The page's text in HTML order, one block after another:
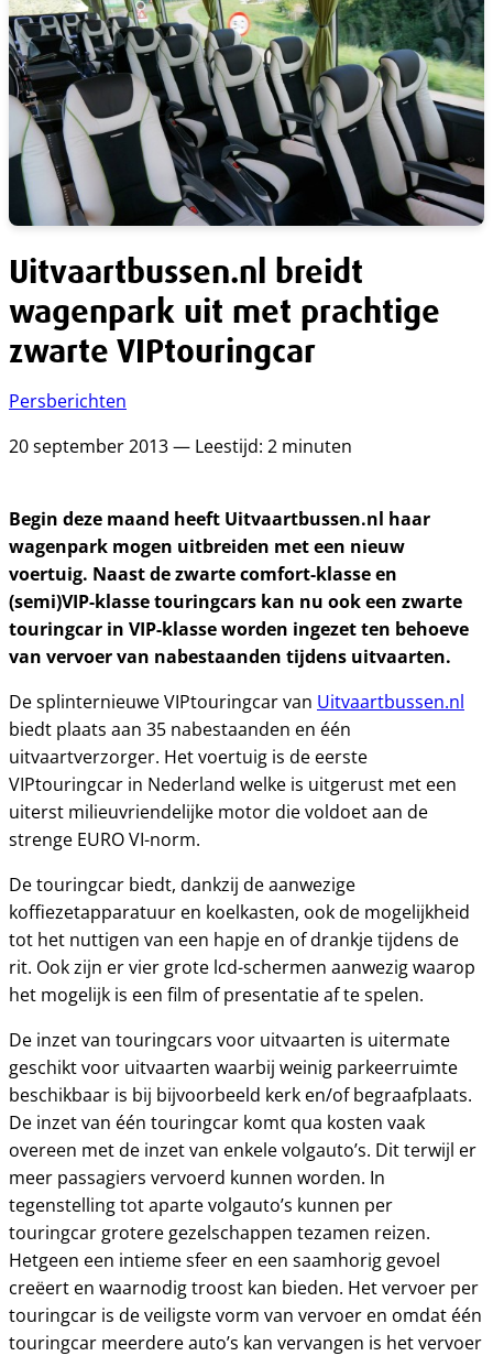
Uitvaartbussen.nl breidt
wagenpark uit met prachtige
zwarte VIPtouringcar
Persberichten
20 september 2013 — Leestijd: 2 minuten
Begin deze maand heeft Uitvaartbussen.nl haar
wagenpark mogen uitbreiden met een nieuw
voertuig. Naast de zwarte comfort-klasse en
(semi)VIP-klasse touringcars kan nu ook een zwarte
touringcar in VIP-klasse worden ingezet ten behoeve
van vervoer van nabestaanden tijdens uitvaarten.
De splinternieuwe VIPtouringcar van Uitvaartbussen.nl
biedt plaats aan 35 nabestaanden en één
uitvaartverzorger. Het voertuig is de eerste
VIPtouringcar in Nederland welke is uitgerust met een
uiterst milieuvriendelijke motor die voldoet aan de
strenge EURO VI-norm.
De touringcar biedt, dankzij de aanwezige
koffiezetapparatuur en koelkasten, ook de mogelijkheid
tot het nuttigen van een hapje en of drankje tijdens de
rit. Ook zijn er vier grote lcd-schermen aanwezig waarop
het mogelijk is een film of presentatie af te spelen.
De inzet van touringcars voor uitvaarten is uitermate
geschikt voor uitvaarten waarbij weinig parkeerruimte
beschikbaar is bij bijvoorbeeld kerk en/of begraafplaats.
De inzet van één touringcar komt qua kosten vaak
overeen met de inzet van enkele volgauto’s. Dit terwijl er
meer passagiers vervoerd kunnen worden. In
tegenstelling tot aparte volgauto’s kunnen per
touringcar grotere gezelschappen tezamen reizen.
Hetgeen een intieme sfeer en een saamhorig gevoel
creëert en waarnodig troost kan bieden. Het vervoer per
touringcar is de veiligste vorm van vervoer en omdat één
touringcar meerdere auto’s kan vervangen is het vervoer